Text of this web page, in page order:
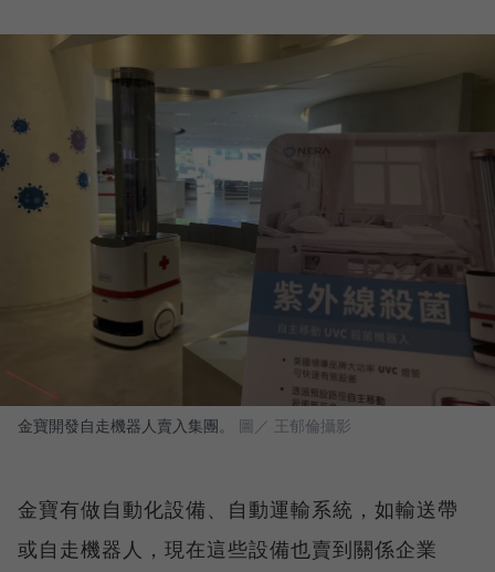
金寶開發自走機器人賣入集團。 圖／ 王郁倫攝影
金寶有做自動化設備、自動運輸系統，如輸送帶
或自走機器人，現在這些設備也賣到關係企業